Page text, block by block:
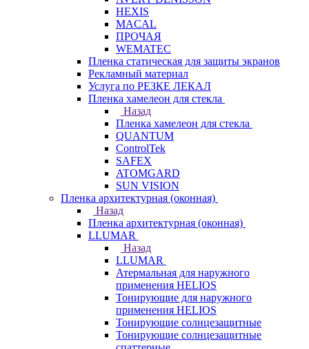
HEXIS
MACAL
ПРОЧАЯ
WEMATEC
Пленка статическая для защиты экранов
Рекламный материал
Услуга по РЕЗКЕ ЛЕКАЛ
Пленка хамелеон для стекла
Назад
Пленка хамелеон для стекла
QUANTUM
ControlTek
SAFEX
ATOMGARD
SUN VISION
Пленка архитектурная (оконная)
Назад
Пленка архитектурная (оконная)
LLUMAR
Назад
LLUMAR
Атермальная для наружного
применения HELIOS
Тонирующие для наружного
применения HELIOS
Тонирующие солнцезащитные
Тонирующие солнцезащитные